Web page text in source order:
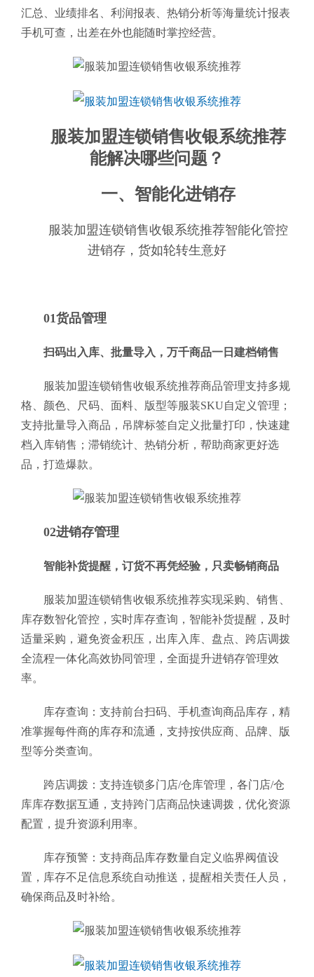
汇总、业绩排名、利润报表、热销分析等海量统计报表
手机可查，出差在外也能随时掌控经营。
服装加盟连锁销售收银系统推荐
能解决哪些问题？
一、智能化进销存
服装加盟连锁销售收银系统推荐智能化管控
进销存，货如轮转生意好
01货品管理
扫码出入库、批量导入，万千商品一日建档销售
服装加盟连锁销售收银系统推荐商品管理支持多规
格、颜色、尺码、面料、版型等服装SKU自定义管理；
支持批量导入商品，吊牌标签自定义批量打印，快速建
档入库销售；滞销统计、热销分析，帮助商家更好选
品，打造爆款。
02进销存管理
智能补货提醒，订货不再凭经验，只卖畅销商品
服装加盟连锁销售收银系统推荐实现采购、销售、
库存数智化管控，实时库存查询，智能补货提醒，及时
适量采购，避免资金积压，出库入库、盘点、跨店调拨
全流程一体化高效协同管理，全面提升进销存管理效
率。
库存查询：支持前台扫码、手机查询商品库存，精
准掌握每件商的库存和流通，支持按供应商、品牌、版
型等分类查询。
跨店调拨：支持连锁多门店/仓库管理，各门店/仓
库库存数据互通，支持跨门店商品快速调拨，优化资源
配置，提升资源利用率。
库存预警：支持商品库存数量自定义临界阀值设
置，库存不足信息系统自动推送，提醒相关责任人员，
确保商品及时补给。